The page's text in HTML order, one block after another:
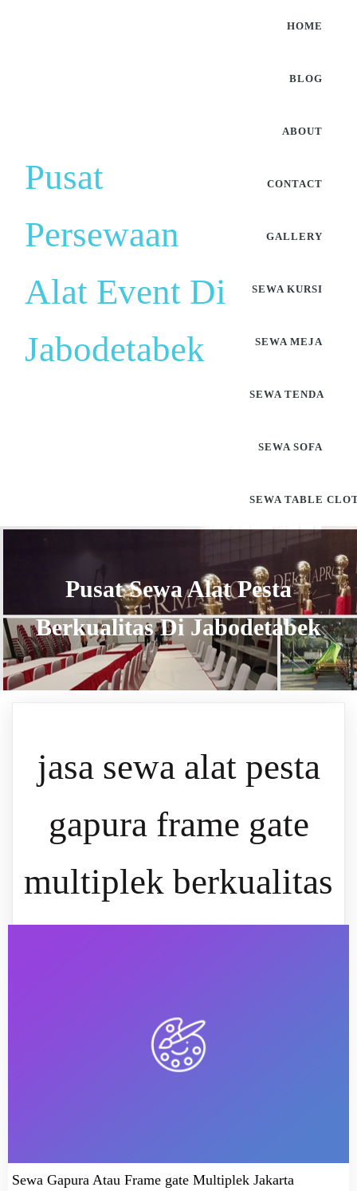
Pusat
Persewaan
Alat Event Di
Jabodetabek
HOME
BLOG
ABOUT
CONTACT
GALLERY
SEWA KURSI
SEWA MEJA
SEWA TENDA
SEWA SOFA
SEWA TABLE
Pusat Sewa Alat Pesta
Berkualitas Di Jabodetabek
jasa sewa alat pesta
gapura frame gate
multiplek berkualitas
Sewa Gapura Atau Frame gate Multiplek Jakarta